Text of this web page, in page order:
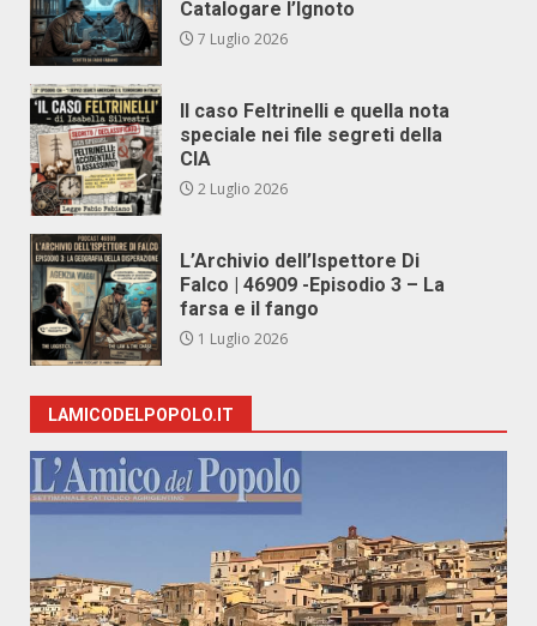
Catalogare l’Ignoto
7 Luglio 2026
Il caso Feltrinelli e quella nota
speciale nei file segreti della
CIA
2 Luglio 2026
L’Archivio dell’Ispettore Di
Falco | 46909 -Episodio 3 – La
farsa e il fango
1 Luglio 2026
LAMICODELPOPOLO.IT